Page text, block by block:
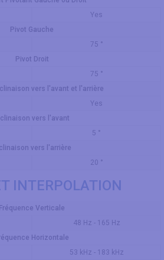
Yes
Pivot Gauche
75 °
Pivot Droit
75 °
vers l'avant et l'arrière
Yes
vers l'avant
5 °
vers l'arrière
20 °
INTERPOLATION
Fréquence Verticale
48 Hz - 165 Hz
Horizontale
53 kHz - 183 kHz